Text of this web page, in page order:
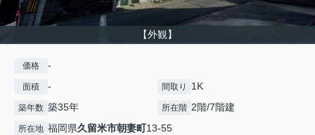
【外観】
価格 -
面積 - 間取り 1K
築年数 築35年 所在階 2階/7階建
所在地 福岡県久留米市朝妻町13-55